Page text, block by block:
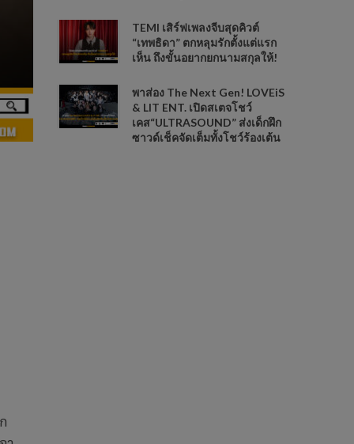
TEMI เสิร์ฟเพลงจีบสุดคิวต์
“เทพธิดา” ตกหลุมรักตั้งแต่แรก
เห็น ถึงขั้นอยากยกนามสกุลให้!
พาส่อง The Next Gen! LOVEiS
& LIT ENT. เปิดสเตจโชว์
เคส“ULTRASOUND” ส่งเด็กฝึก
ซาวด์เช็คจัดเต็มทั้งโชว์ร้องเต้น